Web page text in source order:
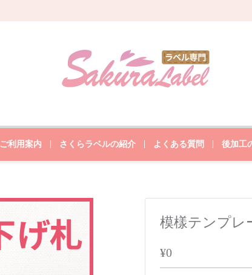
ご利用案内 さくらラベルの紹介 よくある質問 後加工
模樣テンプレ
¥0